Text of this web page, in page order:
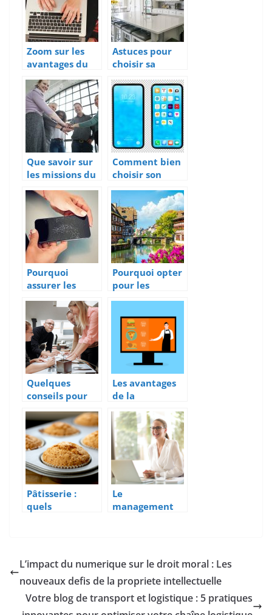
Zoom sur les
avantages du
teletravail
Astuces pour
choisir sa
fontaine d’eau
Que savoir sur
les missions du
BIM
management
dans la
realisation de
travaux ?
Comment bien
choisir son
smartphone ?
Pourquoi
assurer les
appareils
connectes ?
Pourquoi opter
pour les
services d’une
communication
à Strasbourg ?
Quelques
conseils pour
etre un bon
manager
Les avantages
de la
digitalisation
d’un restaurant
Pâtisserie :
quels
une boutique
en ligne ?
Le
management
d’entreprise
L’impact du numerique sur le droit moral : Les
nouveaux defis de la propriete intellectuelle
Votre blog de transport et logistique : 5 pratiques